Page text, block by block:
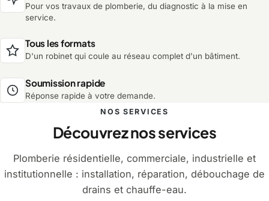
Pour vos travaux de plomberie, du diagnostic à la mise en
service.
Tous les formats
D'un robinet qui coule au réseau complet d'un bâtiment.
Soumission rapide
Réponse rapide à votre demande.
NOS SERVICES
Découvrez nos services
Plomberie résidentielle, commerciale, industrielle et
institutionnelle : installation, réparation, débouchage de
drains et chauffe-eau.